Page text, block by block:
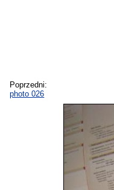
Poprzedni:
photo 026